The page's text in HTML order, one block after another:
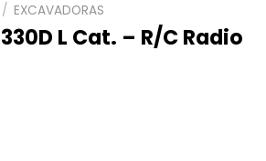
/ EXCAVADORAS
L Cat. – R/C Radio